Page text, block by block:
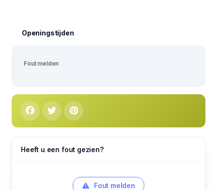
Openingstijden
Fout melden
Heeft u een fout gezien?
Fout melden